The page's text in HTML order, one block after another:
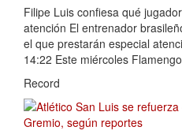
Filipe Luis confiesa qué
atención El entrenador
el que prestarán especial
14:22 Este miércoles
Record